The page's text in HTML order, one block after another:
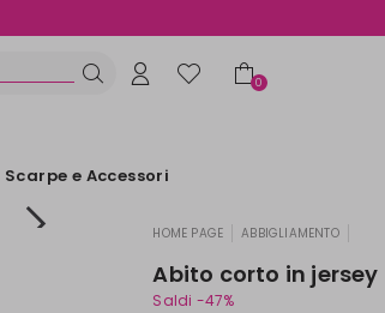
0
Scarpe e Accessori
HOME PAGE| ABBIGLIAMENTO
Abito corto in jersey
Saldi -47%